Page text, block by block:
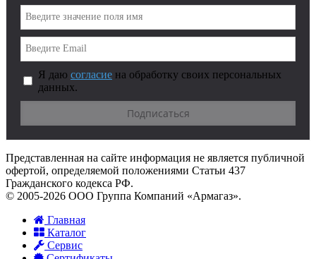
Я даю согласие на обработку своих персональных
данных.
Представленная на сайте информация не является публичной
офертой, определяемой положениями Статьи 437
Гражданского кодекса РФ.
© 2005-2026 ООО Группа Компаний «Армагаз».
Главная
Каталог
Сервис